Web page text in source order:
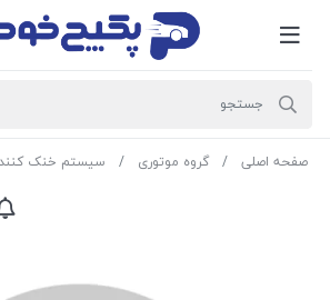
صفحه اصلی گروه موتوری سیستم خنک